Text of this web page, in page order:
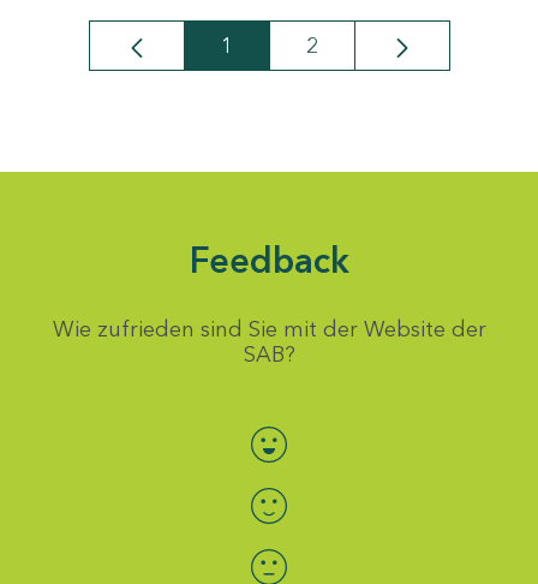
Seite
1 Seite
2
Feedback
Wie zufrieden sind Sie mit der Website der
SAB?
Bewertung auswählen